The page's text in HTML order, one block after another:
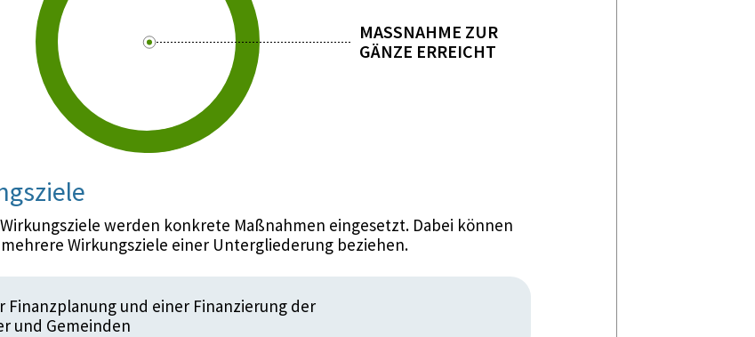
MASSNAHME ZUR
GÄNZE ERREICHT
werden konkrete Maßnahmen eingesetzt. Dabei können
Wirkungsziele einer Untergliederung beziehen.
Finanzplanung und einer Finanzierung der
und Gemeinden